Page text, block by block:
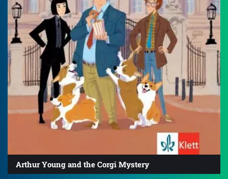
Arthur Young and the Corgi Mystery